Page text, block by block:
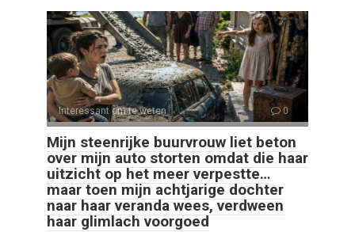
Interessant om te weten 0
Mijn steenrijke buurvrouw liet beton
over mijn auto storten omdat die haar
uitzicht op het meer verpestte…
maar toen mijn achtjarige dochter
naar haar veranda wees, verdween
haar glimlach voorgoed